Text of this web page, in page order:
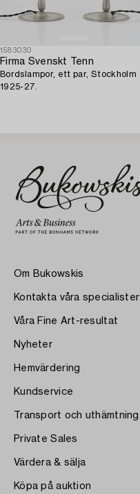
1583030
Firma Svenskt Tenn
Bordslampor, ett par, Stockholm
1925-27.
Om Bukowskis
Kontakta våra specialister
Våra Fine Art-resultat
Nyheter
Hemvärdering
Kundservice
Transport och uthämtning
Private Sales
Värdera & sälja
Köpa på auktion